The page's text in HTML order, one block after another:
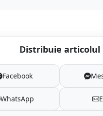
Distribuie articolul
Facebook
WhatsApp